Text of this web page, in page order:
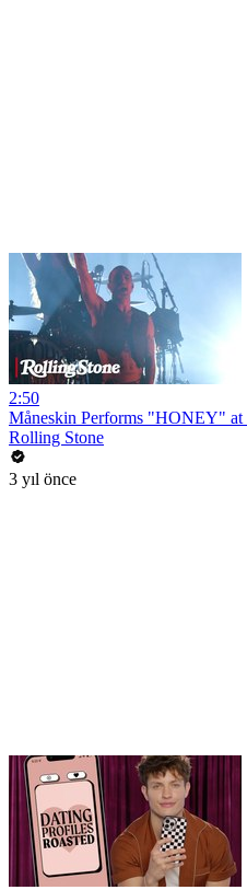
2:50
Måneskin Performs "HONEY" at
Rolling Stone
3 yıl önce